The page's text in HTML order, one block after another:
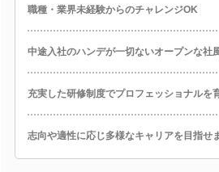
職種・業界未経験からのチャレンジOK
中途入社のハンデが一切ないオープンな社
充実した研修制度でプロフェッショナルを
志向や適性に応じ多様なキャリアを目指せ